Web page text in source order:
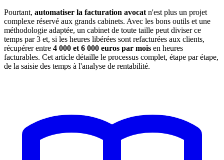
Pourtant, automatiser la facturation avocat n'est plus un projet
complexe réservé aux grands cabinets. Avec les bons outils et une
méthodologie adaptée, un cabinet de toute taille peut diviser ce
temps par 3 et, si les heures libérées sont refacturées aux clients,
récupérer entre 4 000 et 6 000 euros par mois en heures
facturables. Cet article détaille le processus complet, étape par étape,
de la saisie des temps à l'analyse de rentabilité.